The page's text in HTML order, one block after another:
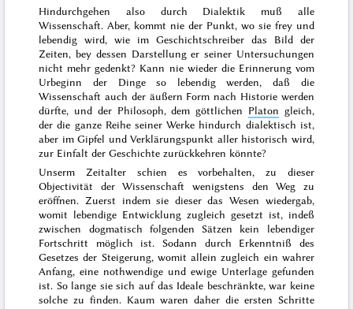
Hindurchgehen also durch Dialektik muß alle
Wissenschaft. Aber, kommt nie der Punkt, wo sie frey und
lebendig wird, wie im Geschichtschreiber das Bild der
Zeiten, bey dessen Darstellung er seiner Untersuchungen
nicht mehr gedenkt? Kann nie wieder die Erinnerung vom
Urbeginn der Dinge so lebendig werden, daß die
Wissenschaft auch der äußern Form nach Historie werden
dürfte, und der Philosoph, dem göttlichen Platon gleich,
der die ganze Reihe seiner Werke hindurch dialektisch ist,
aber im Gipfel und Verklärungspunkt aller historisch wird,
zur Einfalt der Geschichte zurückkehren könnte?
Unserm Zeitalter schien es vorbehalten, zu dieser
Objectivität der Wissenschaft wenigstens den Weg zu
eröffnen. Zuerst indem sie dieser das Wesen wiedergab,
womit lebendige Entwicklung zugleich gesetzt ist, indeß
zwischen dogmatisch folgenden Sätzen kein lebendiger
Fortschritt möglich ist. Sodann durch Erkenntniß des
Gesetzes der Steigerung, womit allein zugleich ein wahrer
Anfang, eine nothwendige und ewige Unterlage gefunden
ist. So lange sie sich auf das Ideale beschränkte, war keine
solche zu finden. Kaum waren daher die ersten Schritte